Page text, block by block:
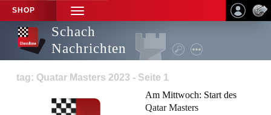
SHOP
TOGGLE
NAVIGATION
Schach
Nachrichten
tag: Quatar Masters 2023 - Seite 1
Am Mittwoch: Start des
Qatar Masters